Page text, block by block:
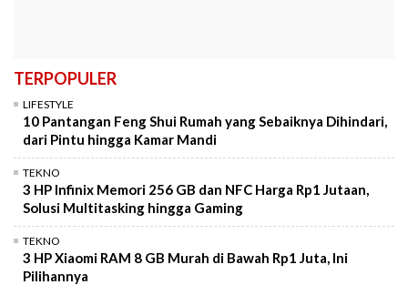
TERPOPULER
LIFESTYLE
10 Pantangan Feng Shui Rumah yang Sebaiknya Dihindari,
dari Pintu hingga Kamar Mandi
TEKNO
3 HP Infinix Memori 256 GB dan NFC Harga Rp1 Jutaan,
Solusi Multitasking hingga Gaming
TEKNO
3 HP Xiaomi RAM 8 GB Murah di Bawah Rp1 Juta, Ini
Pilihannya